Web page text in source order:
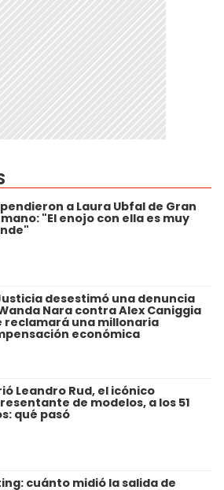
a Laura Ubfal de Gran
"El enojo con ella es muy
desestimó una denuncia
Nara contra Alex Caniggia
reclamará una millonaria
económica
Leandro Rud, el icónico
de modelos, a los 51
qué pasó
cuánto midió la salida de